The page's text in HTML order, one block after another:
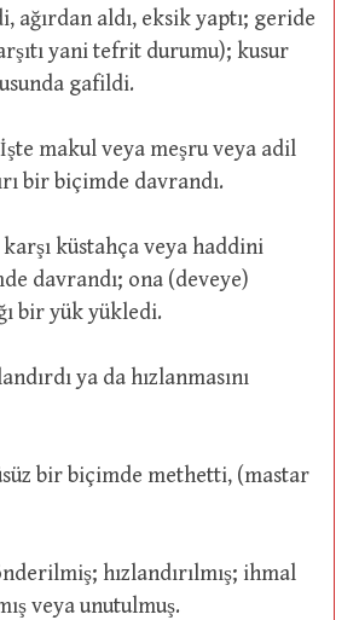
ağırdan aldı, eksik yaptı; geride
yani tefrit durumu); kusur
gafildi.
bir biçimde davrandı.
davrandı; ona (deveye)
bir yük yükledi.
veya unutulmuş.